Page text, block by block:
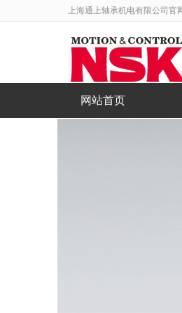
上海通上轴承机电有限公司官
网站首页